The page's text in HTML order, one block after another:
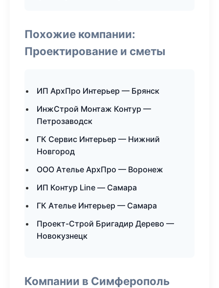
Похожие компании:
Проектирование и сметы
ИП АрхПро Интерьер — Брянск
ИнжСтрой Монтаж Контур —
Петрозаводск
ГК Сервис Интерьер — Нижний
Новгород
ООО Ателье АрхПро — Воронеж
ИП Контур Line — Самара
ГК Ателье Интерьер — Самара
Проект-Строй Бригадир Дерево —
Новокузнецк
Компании в Симферополь